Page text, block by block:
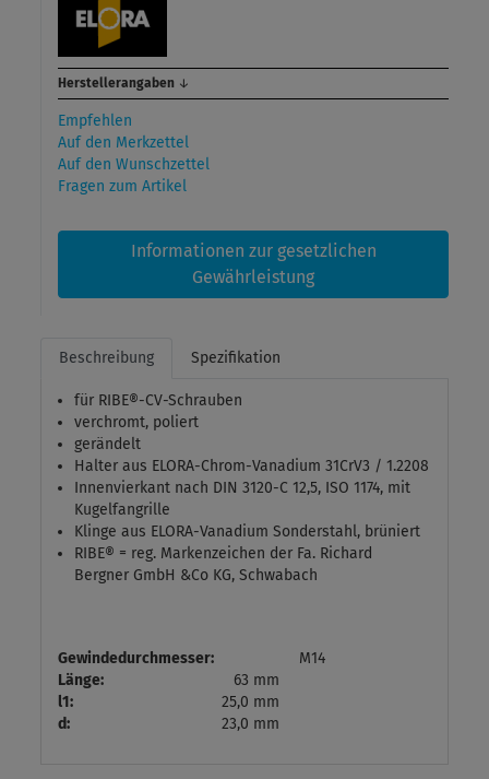
Herstellerangaben ↓
Empfehlen
Auf den Merkzettel
Auf den Wunschzettel
Fragen zum Artikel
Informationen zur gesetzlichen
Gewährleistung
Beschreibung Spezifikation
für RIBE®-CV-Schrauben
verchromt, poliert
gerändelt
Halter aus ELORA-Chrom-Vanadium 31CrV3 / 1.2208
Innenvierkant nach DIN 3120-C 12,5, ISO 1174, mit
Kugelfangrille
Klinge aus ELORA-Vanadium Sonderstahl, brüniert
RIBE® = reg. Markenzeichen der Fa. Richard
Bergner GmbH &Co KG, Schwabach
Gewindedurchmesser:
M14
Länge:
63 mm
l1:
25,0 mm
d:
23,0 mm